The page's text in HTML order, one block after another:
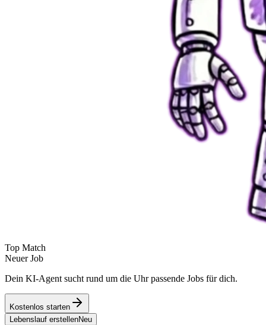
Top Match
Neuer Job
Dein KI-Agent sucht rund um die Uhr passende Jobs für dich.
Kostenlos starten
Lebenslauf erstellenNeu